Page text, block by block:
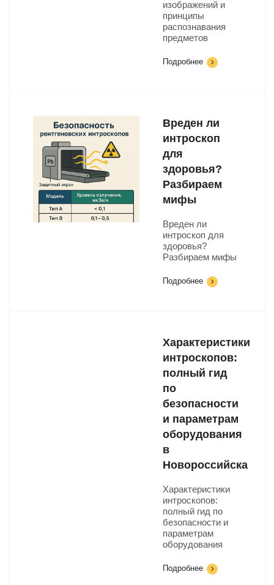
изображений и
принципы
распознавания
предметов
Подробнее
Вреден ли
интроскоп
для
здоровья?
Разбираем
мифы
Вреден ли
интроскоп для
здоровья?
Разбираем мифы
Подробнее
Характеристики
интроскопов:
полный гид
по
безопасности
и параметрам
оборудования
в
Новороссийска
Характеристики
интроскопов:
полный гид по
безопасности и
параметрам
оборудования
Подробнее